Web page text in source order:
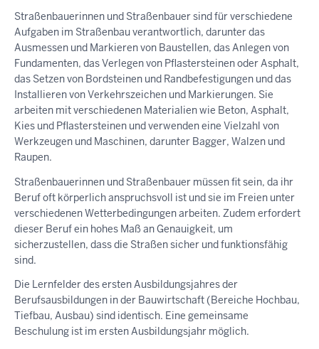
Straßenbauerinnen und Straßenbauer sind für verschiedene
Aufgaben im Straßenbau verantwortlich, darunter das
Ausmessen und Markieren von Baustellen, das Anlegen von
Fundamenten, das Verlegen von Pflastersteinen oder Asphalt,
das Setzen von Bordsteinen und Randbefestigungen und das
Installieren von Verkehrszeichen und Markierungen. Sie
arbeiten mit verschiedenen Materialien wie Beton, Asphalt,
Kies und Pflastersteinen und verwenden eine Vielzahl von
Werkzeugen und Maschinen, darunter Bagger, Walzen und
Raupen.
Straßenbauerinnen und Straßenbauer müssen fit sein, da ihr
Beruf oft körperlich anspruchsvoll ist und sie im Freien unter
verschiedenen Wetterbedingungen arbeiten. Zudem erfordert
dieser Beruf ein hohes Maß an Genauigkeit, um
sicherzustellen, dass die Straßen sicher und funktionsfähig
sind.
Die Lernfelder des ersten Ausbildungsjahres der
Berufsausbildungen in der Bauwirtschaft (Bereiche Hochbau,
Tiefbau, Ausbau) sind identisch. Eine gemeinsame
Beschulung ist im ersten Ausbildungsjahr möglich.